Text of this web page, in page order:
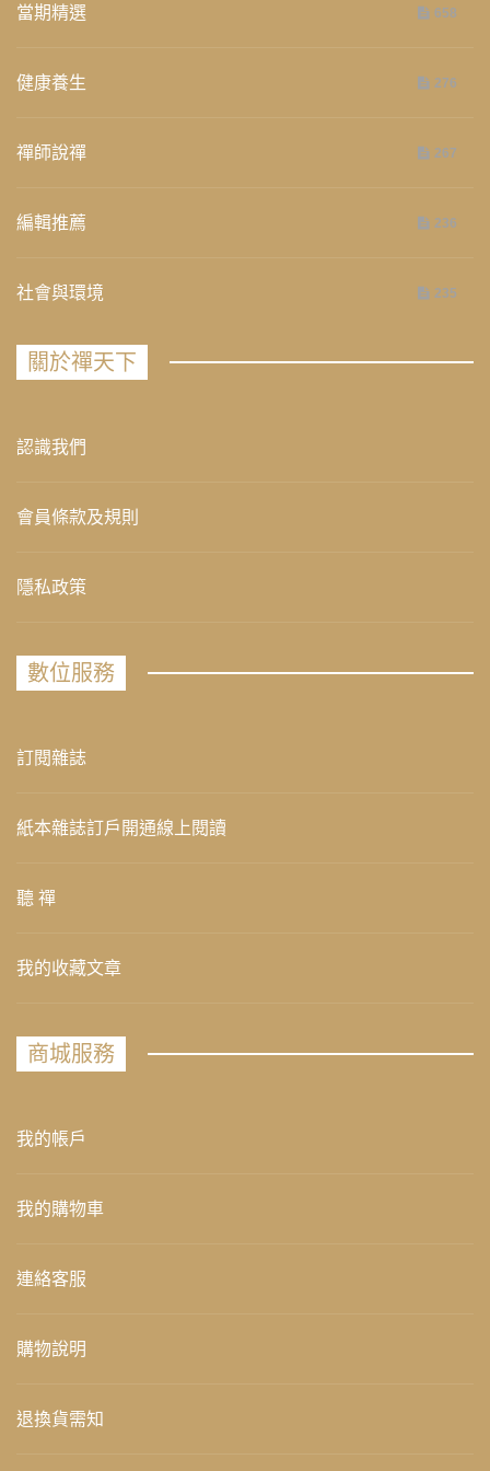
當期精選 658
健康養生 276
禪師說禪 267
編輯推薦 236
社會與環境 235
關於禪天下
認識我們
會員條款及規則
隱私政策
數位服務
訂閱雜誌
紙本雜誌訂戶開通線上閱讀
聽 禪
我的收藏文章
商城服務
我的帳戶
我的購物車
連絡客服
購物說明
退換貨需知